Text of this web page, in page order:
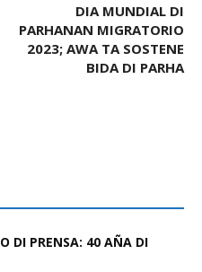
DIA MUNDIAL DI
PARHANAN MIGRATORIO
2023; AWA TA SOSTENE
BIDA DI PARHA
DI PRENSA: 40 AÑA DI